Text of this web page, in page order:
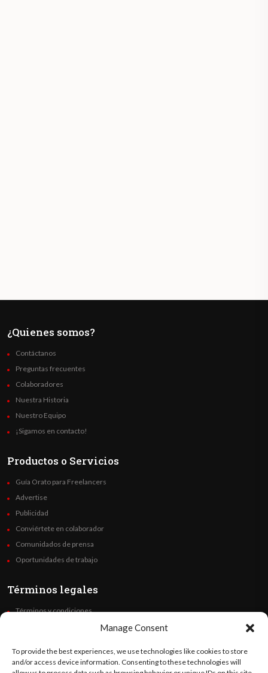
Manage Consent
To provide the best experiences, we use technologies like cookies to store
and/or access device information. Consenting to these technologies will
¿Quienes somos?
Contáctanos
Preguntas frecuentes
Colaboradores
Nuestra Historia
Nuestro Equipo
¡Sigamos en contacto!
Productos o Servicios
Guía Orato para Freelancers
Advertise
Publicidad
Conviértete en colaborador
Comunidados de prensa
Oportunidades de trabajo
Términos legales
Términos y condiciones
Code of Ethics